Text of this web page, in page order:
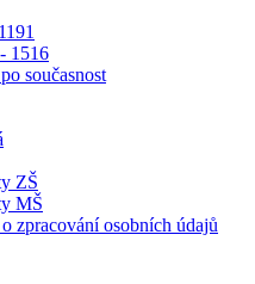
1516
současnost
ZŠ
MŠ
zpracování osobních údajů